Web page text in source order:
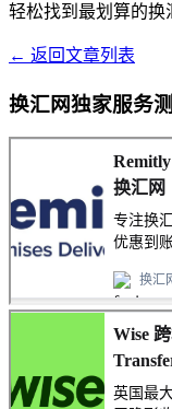
轻松找到最划算的换
← 返回文章列表
换汇网独家服务